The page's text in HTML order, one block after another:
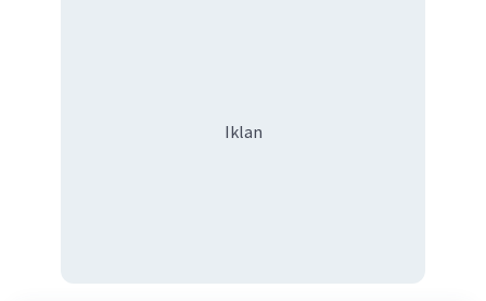
Iklan